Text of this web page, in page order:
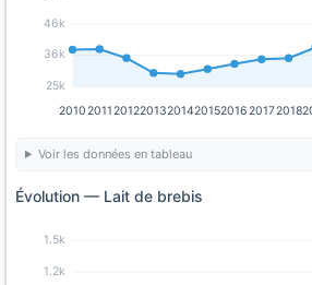
25k
36k
46k
201020112012201320142015201620172018
Voir les données en tableau
Évolution — Lait de brebis
1.2k
1.5k